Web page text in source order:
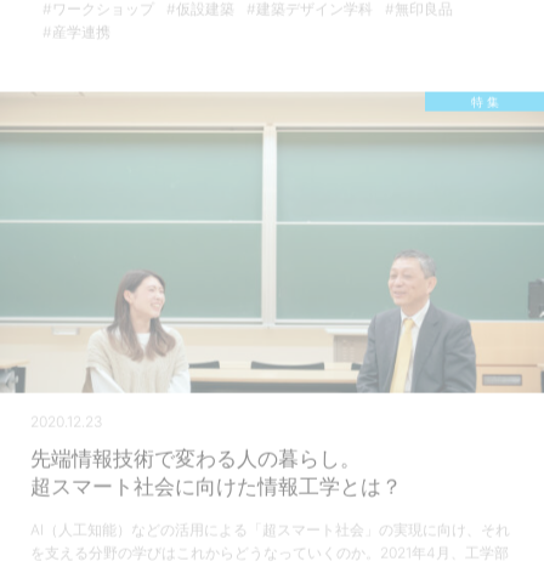
#ワークショップ
#仮設建築 #建築デザイン学科
#無印良品
#産学連携
特 集
2020.12.23
先端情報技術で変わる人の暮らし。
超スマート社会に向けた情報工学とは？
AI（人工知能）などの活用による「超スマート社会」の実現に向け、それ
を支える分野の学びはこれからどうなっていくのか。2021年4月、工学部